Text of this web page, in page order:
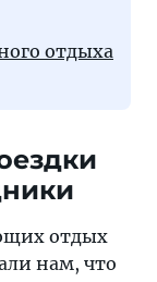
отдыха
отдых
нам, что